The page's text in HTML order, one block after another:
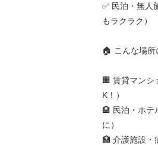
✅ 民泊・無人
もラクラク）
🏠 こんな場所
🏢 賃貸マンシ
K！）
🏨 民泊・ホテ
に）
🏥 介護施設・